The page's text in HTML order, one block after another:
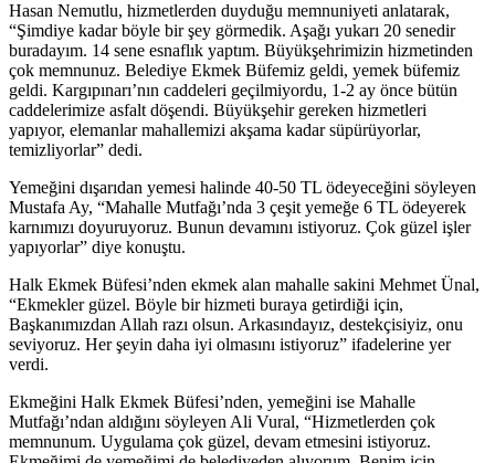
Hasan Nemutlu, hizmetlerden duyduğu memnuniyeti anlatarak,
“Şimdiye kadar böyle bir şey görmedik. Aşağı yukarı 20 senedir
buradayım. 14 sene esnaflık yaptım. Büyükşehrimizin hizmetinden
çok memnunuz. Belediye Ekmek Büfemiz geldi, yemek büfemiz
geldi. Kargıpınarı’nın caddeleri geçilmiyordu, 1-2 ay önce bütün
caddelerimize asfalt döşendi. Büyükşehir gereken hizmetleri
yapıyor, elemanlar mahallemizi akşama kadar süpürüyorlar,
temizliyorlar” dedi.
Yemeğini dışarıdan yemesi halinde 40-50 TL ödeyeceğini söyleyen
Mustafa Ay, “Mahalle Mutfağı’nda 3 çeşit yemeğe 6 TL ödeyerek
karnımızı doyuruyoruz. Bunun devamını istiyoruz. Çok güzel işler
yapıyorlar” diye konuştu.
Halk Ekmek Büfesi’nden ekmek alan mahalle sakini Mehmet Ünal,
“Ekmekler güzel. Böyle bir hizmeti buraya getirdiği için,
Başkanımızdan Allah razı olsun. Arkasındayız, destekçisiyiz, onu
seviyoruz. Her şeyin daha iyi olmasını istiyoruz” ifadelerine yer
verdi.
Ekmeğini Halk Ekmek Büfesi’nden, yemeğini ise Mahalle
Mutfağı’ndan aldığını söyleyen Ali Vural, “Hizmetlerden çok
memnunum. Uygulama çok güzel, devam etmesini istiyoruz.